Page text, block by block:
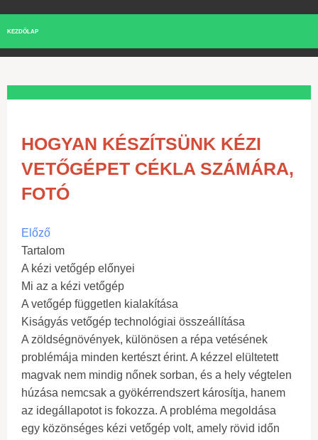
KEZDŐLAP
HOGYAN KÉSZÍTSÜNK KÉZI
VETŐGÉPET CÉKLA SZÁMÁRA,
FOTÓ
Előző
Tartalom
A kézi vetőgép előnyei
Mi az a kézi vetőgép
A vetőgép független kialakítása
Kiságyás vetőgép technológiai összeállítása
A zöldségnövények, különösen a répa vetésének
problémája minden kertészt érint. A kézzel elültetett
magvak nem mindig nőnek sorban, és a hely végtelen
húzása nemcsak a gyökérrendszert károsítja, hanem
az idegállapotot is fokozza. A probléma megoldása
egy közönséges kézi vetőgép volt, amely rövid időn